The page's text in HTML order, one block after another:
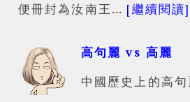
便冊封為汝南王… [繼續閱讀]
高句麗 vs 高麗
中國歷史上的高